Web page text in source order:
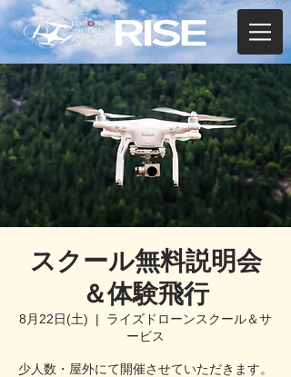
スクール無料説明会
＆体験飛行
8月22日(土)
  |
ライズドローンスクール＆サ
ービス
少人数・屋外にて開催させていただきます。